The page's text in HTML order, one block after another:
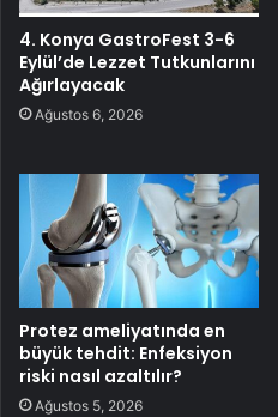
4. Konya GastroFest 3-6
Eylül’de Lezzet Tutkunlarını
Ağırlayacak
Ağustos 6, 2026
Protez ameliyatında en
büyük tehdit: Enfeksiyon
riski nasıl azaltılır?
Ağustos 5, 2026